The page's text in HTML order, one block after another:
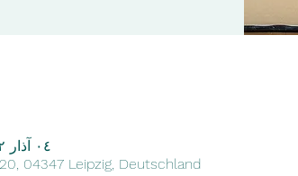
٠٤ آذار ٢٠٢٢، ٦:٠٠ م – ٧:٣٠ م
04347 Leipzig, Deutschland